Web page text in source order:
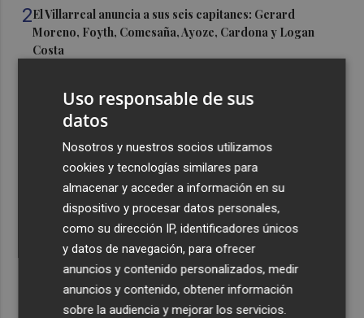
2El Villarreal anuncia a sus seis capitanes: Gerard
Moreno, Foyth, Comesaña, Ayoze, Cardona y Logan
Costa
una lesión muscular
San Javier da viabilidad al nuevo contrato del transporte
urbano y a un hotel de cuatro estrellas en La Manga con
324 habitaciones
Estos son los estrenos que abren la cartelera en agosto:
de la comedia 'El último mono' a una nueva entrega de
'La Patrulla Canina'
Uso responsable de sus
datos
Nosotros y nuestros socios utilizamos
cookies y tecnologías similares para
almacenar y acceder a información en su
dispositivo y procesar datos personales,
como su dirección IP, identificadores únicos
y datos de navegación, para ofrecer
anuncios y contenido personalizados, medir
anuncios y contenido, obtener información
sobre la audiencia y mejorar los servicios.